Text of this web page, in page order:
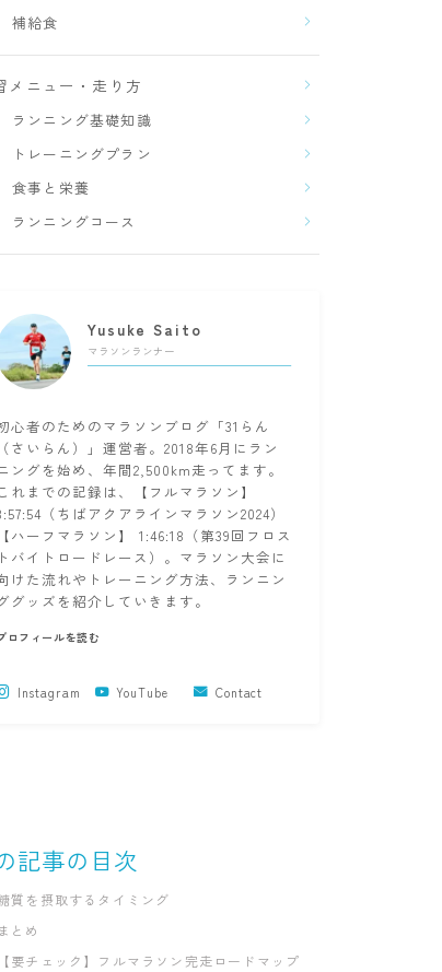
補給食
メニュー・走り方
ランニング基礎知識
トレーニングプラン
食事と栄養
ランニングコース
Yusuke Saito
マラソンランナー
心者のためのマラソンブログ「31らん
（さいらん）」運営者。2018年6月にラン
ングを始め、年間2,500km走ってます。
これまでの記録は、【フルマラソン】
（ちばアクアラインマラソン2024）
【ハーフマラソン】 1:46:18（第39回フロス
トバイトロードレース）。マラソン大会に
けた流れやトレーニング方法、ランニン
グッズを紹介していきます。
ロフィールを読む
Instagram YouTube Contact
記事の目次
質を摂取するタイミング
まとめ
【要チェック】フルマラソン完走ロードマップ